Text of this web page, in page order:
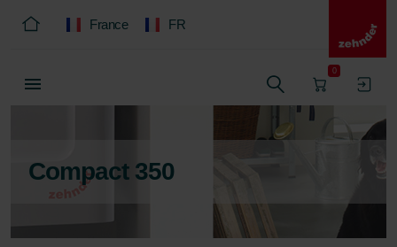
France FR
0
Compact 350